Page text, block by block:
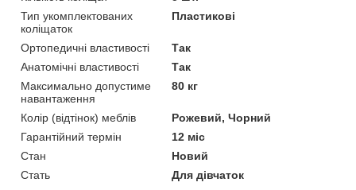
Тип укомплектованих
коліщаток
Пластикові
Ортопедичні властивості
Так
Анатомічні властивості
Так
Максимально допустиме
навантаження
80 кг
Колір (відтінок) меблів
Рожевий, Чорний
Гарантійний термін
12 міс
Стан
Новий
Стать
Для дівчаток